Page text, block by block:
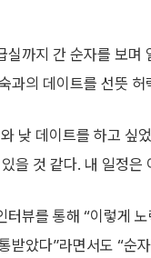
실까지 간 순자를 보
과의 데이트를 선뜻 허
낮 데이트를 하고 싶
을 것 같다. 내 일정
터뷰를 통해 “이렇게
받았다”라면서도 “순